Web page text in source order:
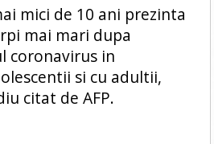
mici de 10 ani prezinta
mai mari dupa
coronavirus in
si cu adultii,
citat de AFP.